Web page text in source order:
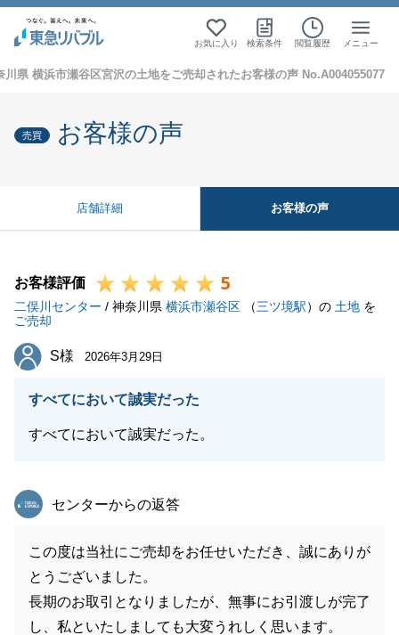
お気に入り 検索条件 閲覧履歴 メニュー
川県 横浜市瀬谷区宮沢の土地をご売却されたお客様の声 No.A004055077
売買 お客様の声
店舗詳細 お客様の声
お客様評価 5
二俣川センター / 神奈川県 横浜市瀬谷区 （三ツ境駅）の 土地 を
ご売却
S様
S様 2026年3月29日
すべてにおいて誠実だった
すべてにおいて誠実だった。
東急リバブル
センターからの返答
この度は当社にご売却をお任せいただき、誠にありが
とうございました。
長期のお取引となりましたが、無事にお引渡しが完了
し、私といたしましても大変うれしく思います。